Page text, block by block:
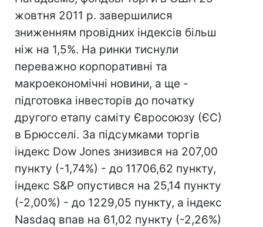
жовтня 2011 р. завершилися
зниженням провідних індексів більш
ніж на 1,5%. На ринки тиснули
переважно корпоративні та
макроекономічні новини, а ще -
підготовка інвесторів до початку
другого етапу саміту Євросоюзу (ЄС)
в Брюсселі. За підсумками торгів
індекс Dow Jones знизився на 207,00
пункту (-1,74%) - до 11706,62 пункту,
індекс S&P опустився на 25,14 пункту
(-2,00%) - до 1229,05 пункту, а індекс
Nasdaq впав на 61,02 пункту (-2,26%)